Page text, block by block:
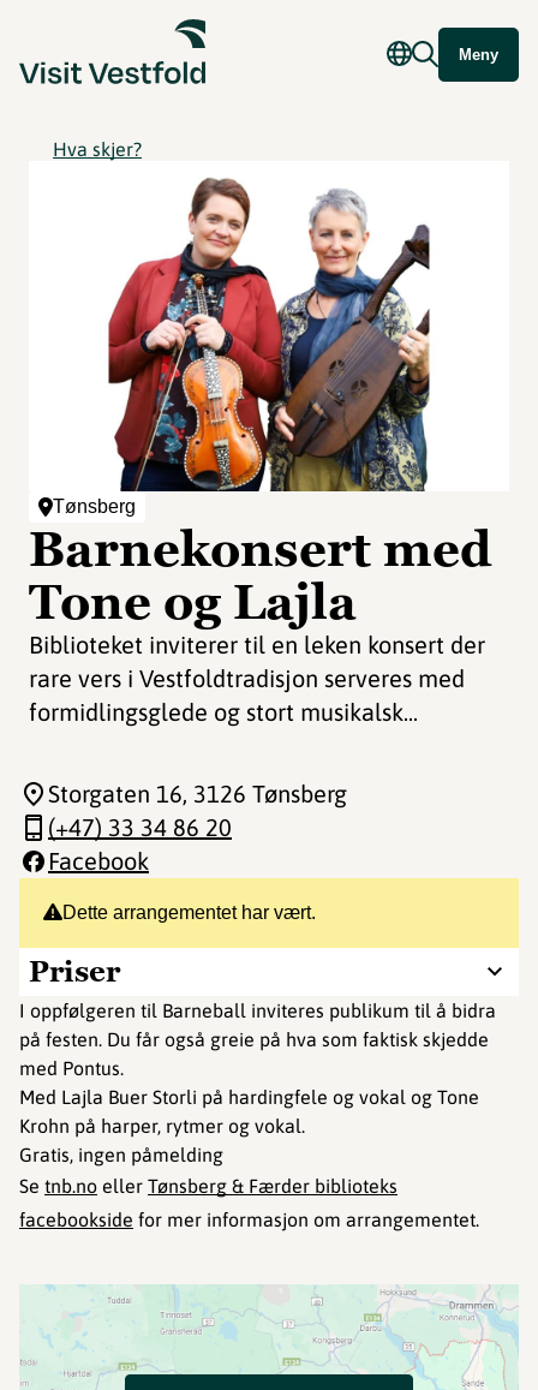
Meny
Hva skjer?
Tønsberg
Barnekonsert med
Tone og Lajla
Biblioteket inviterer til en leken konsert der
rare vers i Vestfoldtradisjon serveres med
formidlingsglede og stort musikalsk...
Dette arrangementet har vært.
Priser
I oppfølgeren til Barneball inviteres publikum til å bidra
på festen. Du får også greie på hva som faktisk skjedde
med Pontus.
Med Lajla Buer Storli på hardingfele og vokal og Tone
Krohn på harper, rytmer og vokal.
Gratis, ingen påmelding
Se tnb.no eller Tønsberg & Færder biblioteks
facebookside for mer informasjon om arrangementet.
Storgaten 16, 3126 Tønsberg
(+47) 33 34 86 20
Facebook